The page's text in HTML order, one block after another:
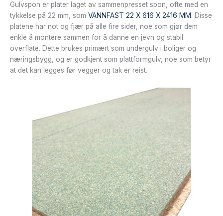
Gulvspon er plater laget av sammenpresset spon, ofte med en
tykkelse på 22 mm, som VANNFAST 22 X 616 X 2416 MM. Disse
platene har not og fjær på alle fire sider, noe som gjør dem
enkle å montere sammen for å danne en jevn og stabil
overflate. Dette brukes primært som undergulv i boliger og
næringsbygg, og er godkjent som plattformgulv, noe som betyr
at det kan legges før vegger og tak er reist.